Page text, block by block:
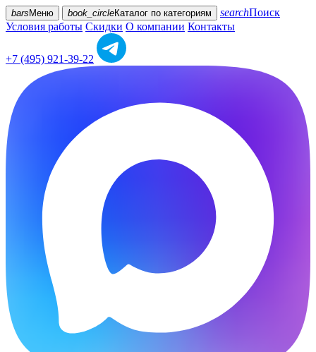
bars Меню book_circleКаталог по категориям searchПоиск
Условия работы Скидки О компании Контакты
+7 (495) 921-39-22